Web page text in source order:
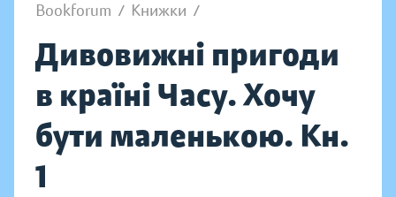
Bookforum / Книжки /
Дивовижні пригоди
в країні Часу. Хочу
бути маленькою. Кн.
1